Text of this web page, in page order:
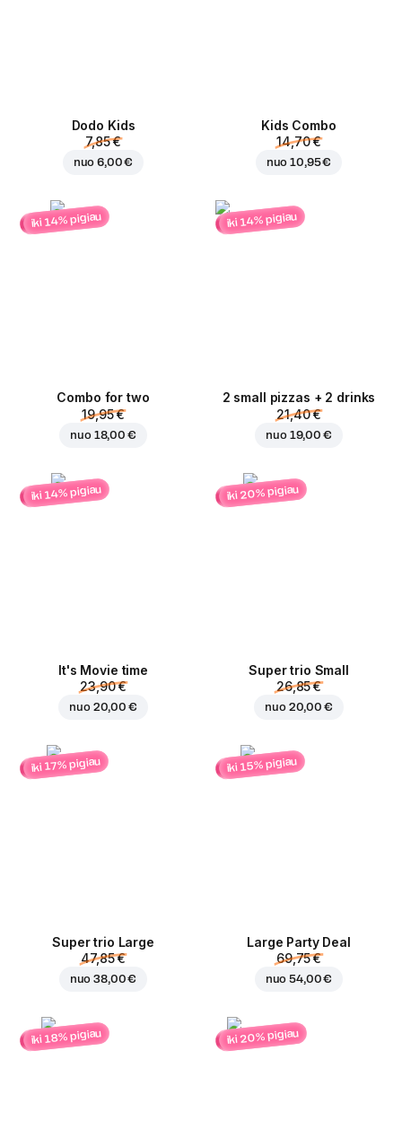
Dodo Kids
7,85 €
nuo6,00 €
Kids Combo
14,70 €
nuo10,95 €
iki 14% pigiau
Combo for two
19,95 €
nuo 18,00 €
iki 14% pigiau
2 small pizzas + 2 drinks
21,40 €
nuo 19,00 €
iki 14% pigiau
It's Movie time
23,90 €
nuo 20,00 €
iki 20% pigiau
Super trio Small
26,85 €
nuo 20,00 €
iki 17% pigiau
Super trio Large
47,85 €
nuo38,00 €
iki 15% pigiau
Large Party Deal
69,75 €
nuo54,00 €
iki 18% pigiau iki 20% pigiau